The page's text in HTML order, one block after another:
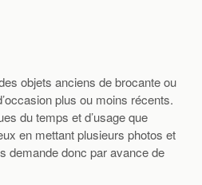
objets anciens de brocante ou
plus ou moins récents.
du temps et d’usage que
en mettant plusieurs photos et
demande donc par avance de